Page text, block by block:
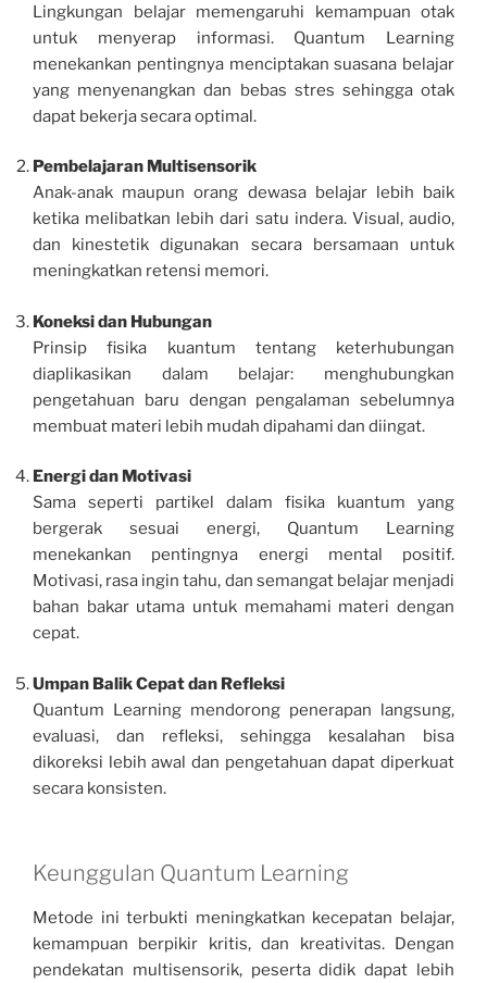
Lingkungan belajar memengaruhi kemampuan otak
untuk menyerap informasi. Quantum Learning
menekankan pentingnya menciptakan suasana belajar
yang menyenangkan dan bebas stres sehingga otak
dapat bekerja secara optimal.
Pembelajaran Multisensorik
Anak-anak maupun orang dewasa belajar lebih baik
ketika melibatkan lebih dari satu indera. Visual, audio,
dan kinestetik digunakan secara bersamaan untuk
meningkatkan retensi memori.
Koneksi dan Hubungan
Prinsip fisika kuantum tentang keterhubungan
diaplikasikan dalam belajar: menghubungkan
pengetahuan baru dengan pengalaman sebelumnya
membuat materi lebih mudah dipahami dan diingat.
Energi dan Motivasi
Sama seperti partikel dalam fisika kuantum yang
bergerak sesuai energi, Quantum Learning
menekankan pentingnya energi mental positif.
Motivasi, rasa ingin tahu, dan semangat belajar menjadi
bahan bakar utama untuk memahami materi dengan
cepat.
Umpan Balik Cepat dan Refleksi
Quantum Learning mendorong penerapan langsung,
evaluasi, dan refleksi, sehingga kesalahan bisa
dikoreksi lebih awal dan pengetahuan dapat diperkuat
secara konsisten.
Keunggulan Quantum Learning
Metode ini terbukti meningkatkan kecepatan belajar,
kemampuan berpikir kritis, dan kreativitas. Dengan
pendekatan multisensorik, peserta didik dapat lebih